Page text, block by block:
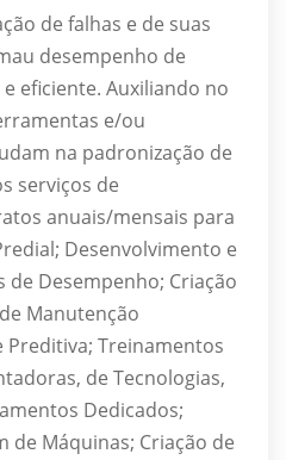
de falhas e de suas
desempenho de
eficiente. Auxiliando no
e/ou
na padronização de
serviços de
anuais/mensais para
Desenvolvimento e
de Desempenho; Criação
Manutenção
Preditiva; Treinamentos
de Tecnologias,
Dedicados;
de Máquinas; Criação de